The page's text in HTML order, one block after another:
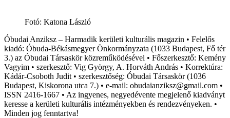
Fotó: Katona László
Óbudai Anziksz – Harmadik kerületi kulturális magazin • Felelős
kiadó: Óbuda-Békásmegyer Önkormányzata (1033 Budapest, Fő tér
3.) az Óbudai Társaskör közreműködésével • Főszerkesztő: Kemény
Vagyim • szerkesztő: Vig György, A. Horváth András • Korrektúra:
Kádár-Csoboth Judit • szerkesztőség: Óbudai Társaskör (1036
Budapest, Kiskorona utca 7.) • e-mail: obudaianziksz@gmail.com •
ISSN 2416-1667 • Az ingyenes, negyedévente megjelenő kiadványt
keresse a kerületi kulturális intézményekben és rendezvényeken. •
Minden jog fenntartva!